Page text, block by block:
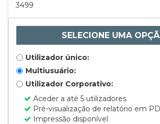
3499
SELECIONE UMA
Utilizador único:
Multiusuário:
Utilizador Corporativo:
Aceder a até 5 utilizadores
Pré-visualização de relatório em
Impressão disponível